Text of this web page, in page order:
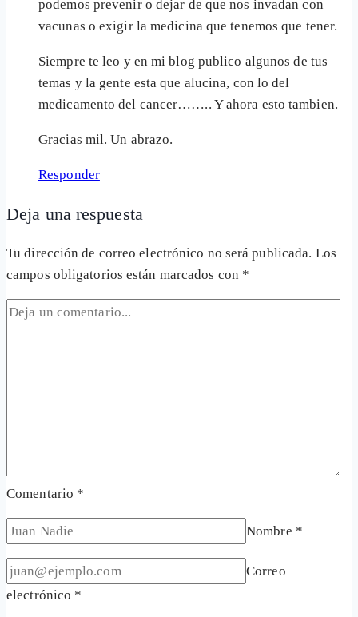
podemos prevenir o dejar de que nos invadan con
vacunas o exigir la medicina que tenemos que tener.
Siempre te leo y en mi blog publico algunos de tus
temas y la gente esta que alucina, con lo del
medicamento del cancer…….. Y ahora esto tambien.
Gracias mil. Un abrazo.
Responder
Deja una respuesta
Tu dirección de correo electrónico no será publicada. Los
campos obligatorios están marcados con *
Comentario *
Nombre *
Correo
electrónico *